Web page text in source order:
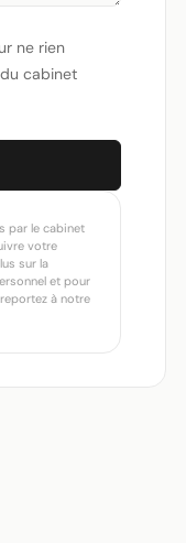
ne rien
cabinet
par le cabinet
votre
sur la
et pour
à notre